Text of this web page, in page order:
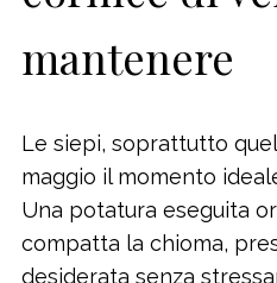
mantenere
Le siepi, soprattutto
maggio il momento
Una potatura eseguita
compatta la chioma,
desiderata senza